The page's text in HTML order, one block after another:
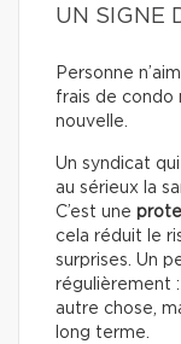
UN SIGNE
Personne
frais de condo
nouvelle.
Un syndicat
au sérieux la
C’est une
cela réduit le
surprises. Un
régulièrement
autre chose,
long terme.